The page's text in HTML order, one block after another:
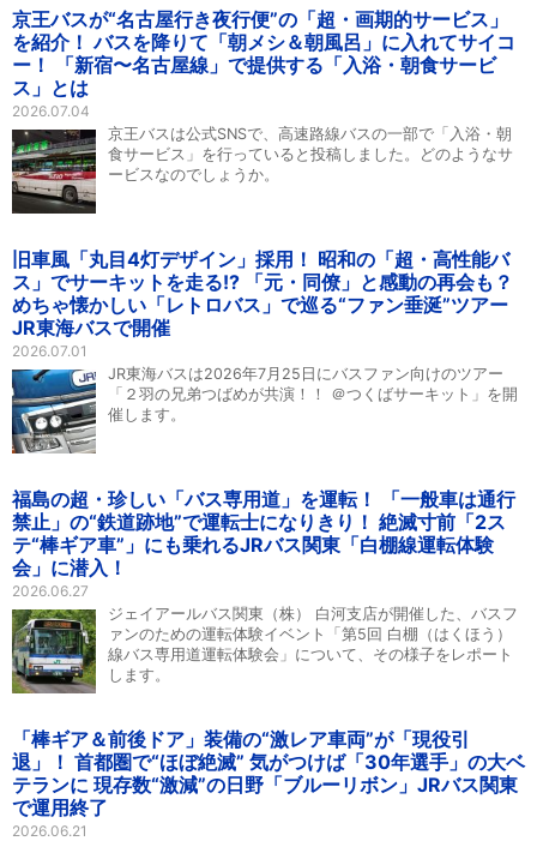
京王バスが“名古屋行き夜行便”の「超・画期的サービス」
を紹介！ バスを降りて「朝メシ＆朝風呂」に入れてサイコ
ー！ 「新宿〜名古屋線」で提供する「入浴・朝食サービ
ス」とは
2026.07.04
京王バスは公式SNSで、高速路線バスの一部で「入浴・朝
食サービス」を行っていると投稿しました。どのようなサ
ービスなのでしょうか。
旧車風「丸目4灯デザイン」採用！ 昭和の「超・高性能バ
ス」でサーキットを走る!? 「元・同僚」と感動の再会も？
めちゃ懐かしい「レトロバス」で巡る“ファン垂涎”ツアー
JR東海バスで開催
2026.07.01
JR東海バスは2026年7月25日にバスファン向けのツアー
「２羽の兄弟つばめが共演！！ ＠つくばサーキット」を開
催します。
福島の超・珍しい「バス専用道」を運転！ 「一般車は通行
禁止」の“鉄道跡地”で運転士になりきり！ 絶滅寸前「2ス
テ“棒ギア車”」にも乗れるJRバス関東「白棚線運転体験
会」に潜入！
2026.06.27
ジェイアールバス関東（株） 白河支店が開催した、バスフ
ァンのための運転体験イベント「第5回 白棚（はくほう）
線バス専用道運転体験会」について、その様子をレポート
します。
「棒ギア＆前後ドア」装備の“激レア車両”が「現役引
退」！ 首都圏で“ほぼ絶滅” 気がつけば「30年選手」の大ベ
テランに 現存数“激減”の日野「ブルーリボン」JRバス関東
で運用終了
2026.06.21